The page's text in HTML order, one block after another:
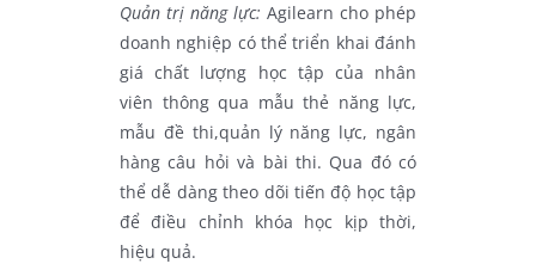
Quản trị năng lực: Agilearn cho phép
doanh nghiệp có thể triển khai đánh
giá chất lượng học tập của nhân
viên thông qua mẫu thẻ năng lực,
mẫu đề thi,quản lý năng lực, ngân
hàng câu hỏi và bài thi. Qua đó có
thể dễ dàng theo dõi tiến độ học tập
để điều chỉnh khóa học kịp thời,
hiệu quả.